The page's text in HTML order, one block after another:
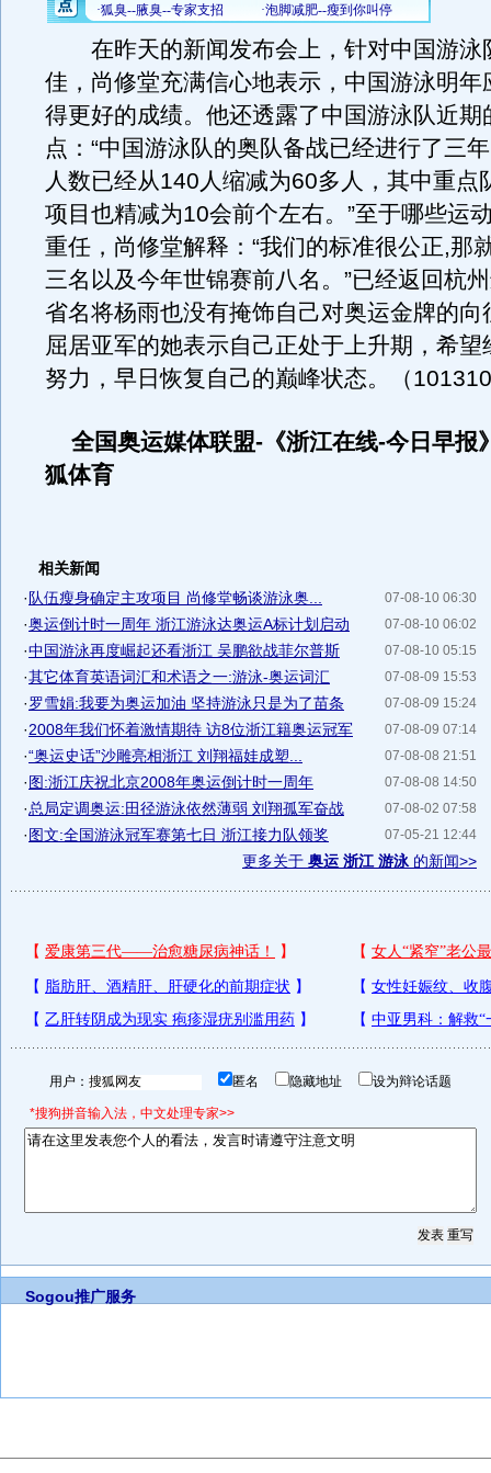
在昨天的新闻发布会上，针对中国游泳
佳，尚修堂充满信心地表示，中国游泳明年
得更好的成绩。他还透露了中国游泳队近期
点：“中国游泳队的奥队备战已经进行了三
人数已经从140人缩减为60多人，其中重点
项目也精减为10会前个左右。”至于哪些运
重任，尚修堂解释：“我们的标准很公正,那
三名以及今年世锦赛前八名。”已经返回杭
省名将杨雨也没有掩饰自己对奥运金牌的向
屈居亚军的她表示自己正处于上升期，希望
努力，早日恢复自己的巅峰状态。（
全国奥运媒体联盟-《浙江在线-今日早报
狐体育
相关新闻
07-08-10 06:30
·队伍瘦身确定主攻项目 尚修堂畅谈游泳奥...
07-08-10 06:02
·奥运倒计时一周年 浙江游泳达奥运A标计划启动
07-08-10 05:15
·中国游泳再度崛起还看浙江 吴鹏欲战菲尔普斯
07-08-09 15:53
·其它体育英语词汇和术语之一:游泳-奥运词汇
07-08-09 15:24
·罗雪娟:我要为奥运加油 坚持游泳只是为了苗条
07-08-09 07:14
·2008年我们怀着激情期待 访8位浙江籍奥运冠军
07-08-08 21:51
·“奥运史话”沙雕亮相浙江 刘翔福娃成塑...
07-08-08 14:50
·图:浙江庆祝北京2008年奥运倒计时一周年
07-08-02 07:58
·总局定调奥运:田径游泳依然薄弱 刘翔孤军奋战
07-05-21 12:44
·图文:全国游泳冠军赛第七日 浙江接力队领奖
更多关于 奥运 浙江 游泳 的新闻>>
用户： 匿名 隐藏地址 设为辩论话题
*搜狗拼音输入法，中文处理专家>>
Sogou推广服务